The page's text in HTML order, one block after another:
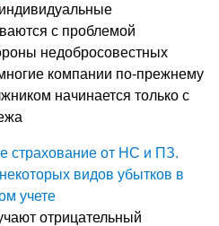
с проблемой
недобросовестных
компании по-прежнему
начинается только с
страхование от НС и ПЗ.
видов убытков в
учете
отрицательный